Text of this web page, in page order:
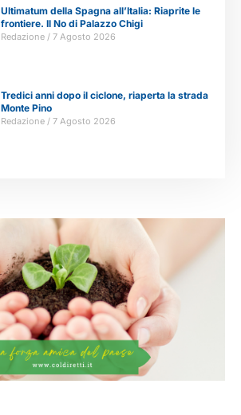
Ultimatum della Spagna all’Italia: Riaprite le
frontiere. Il No di Palazzo Chigi
Redazione 7 Agosto 2026
Tredici anni dopo il ciclone, riaperta la strada
Monte Pino
Redazione 7 Agosto 2026